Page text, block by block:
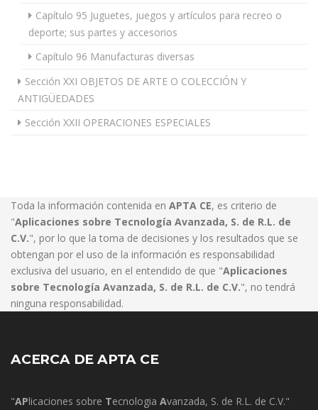
Capítulo 95 Juguetes, juegos y artículos para recreo o
deporte; sus partes y accesorios
Capítulo 96 Manufacturas diversas
Sección XXI OBJETOS DE ARTE O COLECCIÓN Y
ANTIGÜEDADES
Sección XXII OPERACIONES ESPECIALES
Toda la información contenida en APTA CE, es criterio de
"Aplicaciones sobre Tecnología Avanzada, S. de R.L. de
C.V.", por lo que la toma de decisiones y los resultados que se
obtengan por el uso de la información es responsabilidad
exclusiva del usuario, en el entendido de que "Aplicaciones
sobre Tecnología Avanzada, S. de R.L. de C.V.", no tendrá
ninguna responsabilidad.
ACERCA DE APTA CE
"APlicaciones sobre Tecnologia Avanzada, S. de R.L. de C.V."